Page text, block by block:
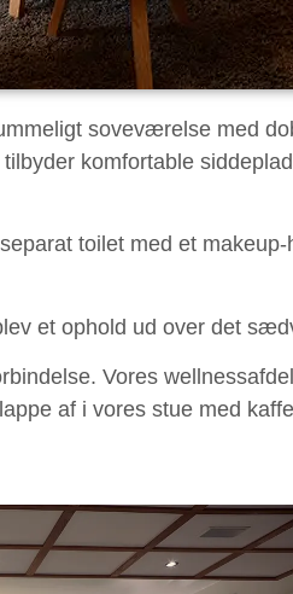
soveværelse med
komfortable
toilet med et
et ophold ud over det
Vores
af i vores stue med